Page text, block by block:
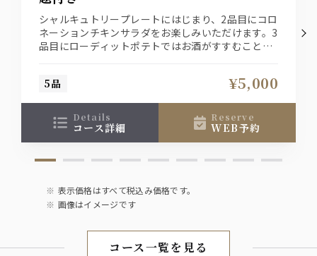
モスコミュール
ウォッカグレープフルーツ
ファジーネーブル
カシスソーダ
ソフトドリンク
グレープフルーツ
コーラ
ジンジャーエール
シャルキュトリープレートにはじまり、2品目にコロ
ネーションチキンサラダをお楽しみいただけます。3
品目にローディットポテトではお酒がすすむこと間
すめです。
5品 ¥5,000
details
コース詳細
reserve
WEB予約
表示価格はすべて税込み価格です。
画像はイメージです
コース一覧を見る